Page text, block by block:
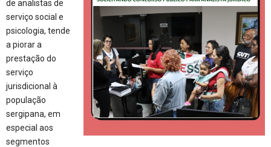
de analistas de
serviço social e
psicologia, tende
a piorar a
prestação do
serviço
jurisdicional à
população
sergipana, em
especial aos
segmentos